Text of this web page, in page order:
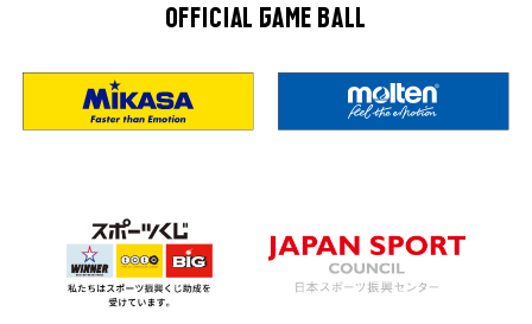
OFFICIAL GAME BALL